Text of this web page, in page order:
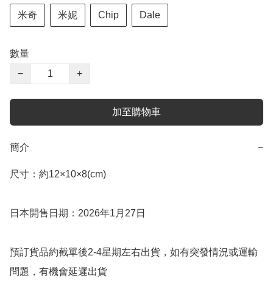
米奇 米妮 Chip Dale
數量
−
+
加至購物車
簡介 −
尺寸：約12×10×8(cm)
日本開售日期：2026年1月27日
預訂貨品約截單後2-4星期左右出貨，如有突發情況或運輸
問題，有機會延遲出貨